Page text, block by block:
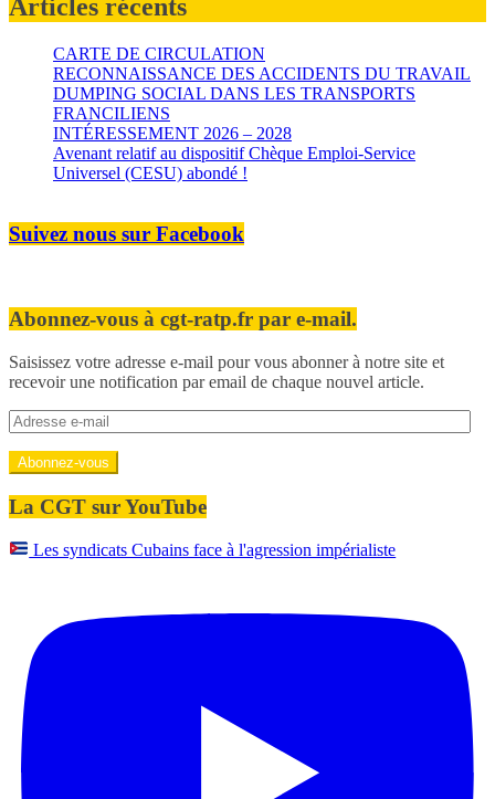
Articles récents
CARTE DE CIRCULATION
RECONNAISSANCE DES ACCIDENTS DU TRAVAIL
DUMPING SOCIAL DANS LES TRANSPORTS
FRANCILIENS
INTÉRESSEMENT 2026 – 2028
Avenant relatif au dispositif Chèque Emploi-Service
Universel (CESU) abondé !
Suivez nous sur Facebook
Abonnez-vous à cgt-ratp.fr par e-mail.
Saisissez votre adresse e-mail pour vous abonner à notre site et
recevoir une notification par email de chaque nouvel article.
Adresse
e-
mail
Abonnez-vous
La CGT sur YouTube
Les syndicats Cubains face à l'agression impérialiste